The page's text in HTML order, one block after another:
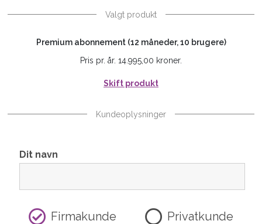
Valgt produkt
Premium abonnement (12 måneder, 10 brugere)
Pris pr. år. 14.995,00 kroner.
Skift produkt
Kundeoplysninger
Dit navn
Firmakunde Privatkunde